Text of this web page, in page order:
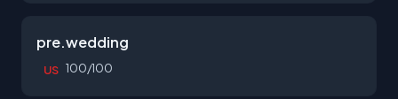
pre.wedding
US 100/100